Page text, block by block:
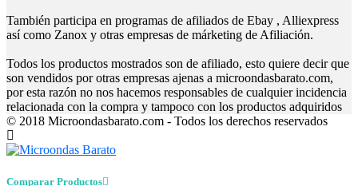
También participa en programas de afiliados de Ebay , Alliexpress
así como Zanox y otras empresas de márketing de Afiliación.
Todos los productos mostrados son de afiliado, esto quiere decir que
son vendidos por otras empresas ajenas a microondasbarato.com,
por esta razón no nos hacemos responsables de cualquier incidencia
relacionada con la compra y tampoco con los productos adquiridos
© 2018 Microondasbarato.com - Todos los derechos reservados
Comparar Productos